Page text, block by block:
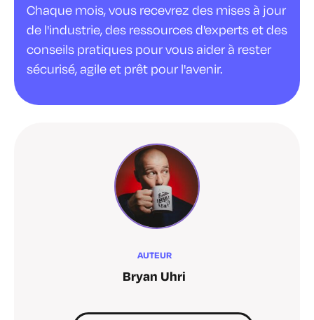
Chaque mois, vous recevrez des mises à jour
de l'industrie, des ressources d'experts et des
conseils pratiques pour vous aider à rester
sécurisé, agile et prêt pour l'avenir.
AUTEUR
Bryan Uhri